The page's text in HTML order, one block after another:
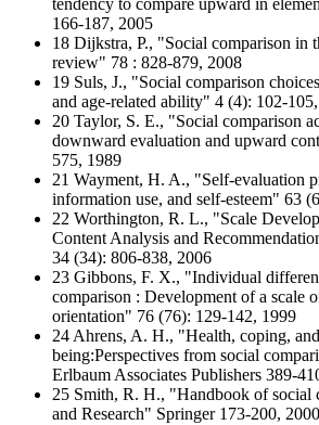
tendency to compare upward in
166-187, 2005
18 Dijkstra, P., "Social comparison in
review" 78 : 828-879, 2008
19 Suls, J., "Social comparison
and age-related ability" 4 (4): 102-
20 Taylor, S. E., "Social comparison
downward evaluation and upward
575, 1989
21 Wayment, H. A., "Self-evaluation
information use, and self-esteem" 63
22 Worthington, R. L., "Scale
Content Analysis and
34 (34): 806-838, 2006
23 Gibbons, F. X., "Individual
comparison : Development of a scale
orientation" 76 (76): 129-142, 1999
24 Ahrens, A. H., "Health, coping,
being:Perspectives from social
Erlbaum Associates Publishers 389-
25 Smith, R. H., "Handbook of social
and Research" Springer 173-200, 2000